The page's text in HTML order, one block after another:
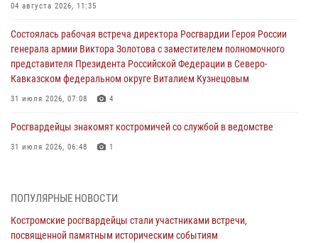
04 августа 2026, 11:35
Состоялась рабочая встреча директора Росгвардии Героя России
генерала армии Виктора Золотова с заместителем полномочного
представителя Президента Российской Федерации в Северо-
Кавказском федеральном округе Виталием Кузнецовым
31 июля 2026, 07:08 4
Росгвардейцы знакомят костромичей со службой в ведомстве
31 июля 2026, 06:48 1
Управления Росгвардии
30 июля 2026, 10:39 9
ПОПУЛЯРНЫЕ НОВОСТИ
Костромские росгвардейцы стали участниками встречи,
посвященной памятным историческим событиям